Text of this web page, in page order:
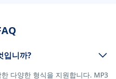
입니까?
다양한 형식을 지원합니다. MP3